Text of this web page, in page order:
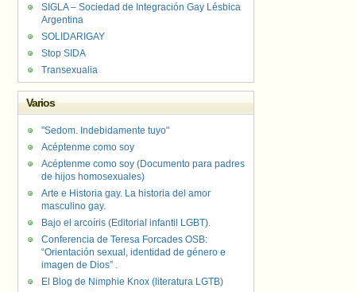
SIGLA – Sociedad de Integración Gay Lésbica
Argentina
SOLIDARIGAY
Stop SIDA
Transexualia
Varios
"Sedom. Indebidamente tuyo"
Acéptenme como soy
Acéptenme como soy (Documento para padres
de hijos homosexuales)
Arte e Historia gay. La historia del amor
masculino gay.
Bajo el arcoíris (Editorial infantil LGBT).
Conferencia de Teresa Forcades OSB:
“Orientación sexual, identidad de género e
imagen de Dios” .
El Blog de Nimphie Knox (literatura LGTB)